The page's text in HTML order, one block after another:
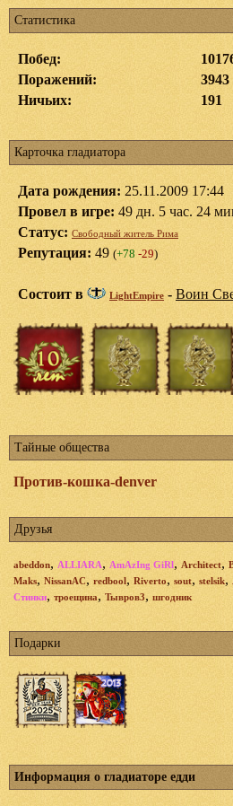
Статистика
Побед:
Поражений:
3943
Ничьих:
191
Карточка гладиатора
Дата рождения: 25.11.2009 17:44
Провел в игре: 49 дн. 5 час. 24
Статус: Свободный житель Рима
Репутация: 49 (+78 -29)
Состоит в LightEmpire - Воин
Тайные общества
Против-кошка-denver
Друзья
abeddon, ALLIARA, AmAzIng GiRl, Architect,
Maks, NissanAC, redbool, Riverto, sout, stelsik,
Стинки, троещина, Тывров3, шгодник
Подарки
Информация о гладиаторе едди